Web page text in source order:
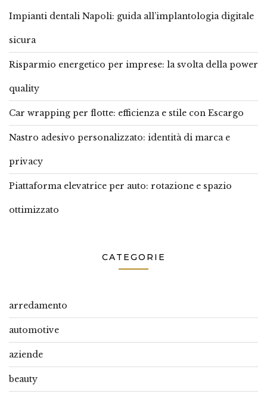
Impianti dentali Napoli: guida all’implantologia digitale
sicura
Risparmio energetico per imprese: la svolta della power
quality
Car wrapping per flotte: efficienza e stile con Escargo
Nastro adesivo personalizzato: identità di marca e
privacy
Piattaforma elevatrice per auto: rotazione e spazio
ottimizzato
CATEGORIE
arredamento
automotive
aziende
beauty